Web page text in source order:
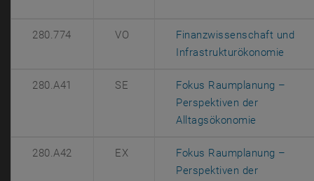
280.774 VO
Finanzwissenschaft und
Infrastrukturökonomie
280.A41 SE
Fokus Raumplanung –
Perspektiven der
Alltagsökonomie
280.A42 EX
Fokus Raumplanung –
Perspektiven der